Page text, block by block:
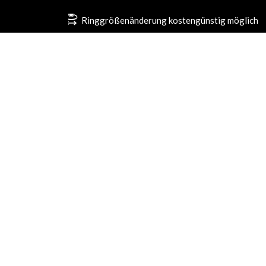
Ringgrößenänderung kostengünstig möglich